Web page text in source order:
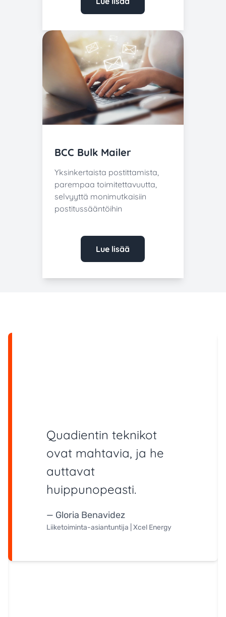
BCC Bulk Mailer
Yksinkertaista postittamista,
parempaa toimitettavuutta,
selvyyttä monimutkaisiin
postitussääntöihin
Lue lisää
Quadientin teknikot
ovat mahtavia, ja he
auttavat
huippunopeasti.
— Gloria Benavidez
Liiketoiminta-asiantuntija | Xcel Energy